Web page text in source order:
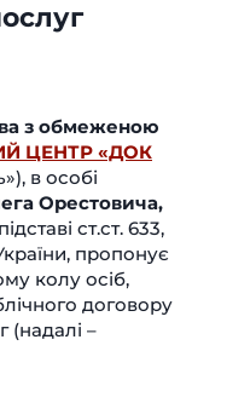
з обмеженою
ЦЕНТР «ДОК
в особі
Орестовича,
ст.ст. 633,
пропонує
колу осіб,
договору
(надалі –